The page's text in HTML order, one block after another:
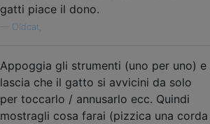
gatti piace il dono.
Oldcat,
Appoggia gli strumenti (uno per uno) e
lascia che il gatto si avvicini da solo
per toccarlo / annusarlo ecc. Quindi
mostragli cosa farai (pizzica una corda